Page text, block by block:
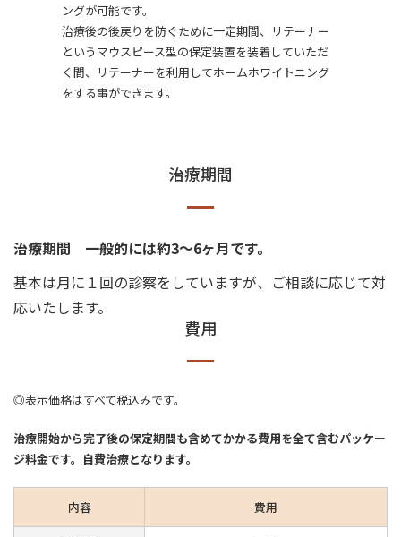
ングが可能です。
治療後の後戻りを防ぐために一定期間、リテーナー
というマウスピース型の保定装置を装着していただ
く間、リテーナーを利用してホームホワイトニング
をする事ができます。
治療期間
治療期間 一般的には約3～6ヶ月です。
基本は月に１回の診察をしていますが、ご相談に応じて対
応いたします。
費用
◎表示価格はすべて税込みです。
治療開始から完了後の保定期間も含めてかかる費用を全て含むパッケー
ジ料金です。自費治療となります。
内容 費用